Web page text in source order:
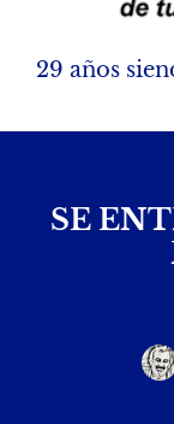
29 años
SE